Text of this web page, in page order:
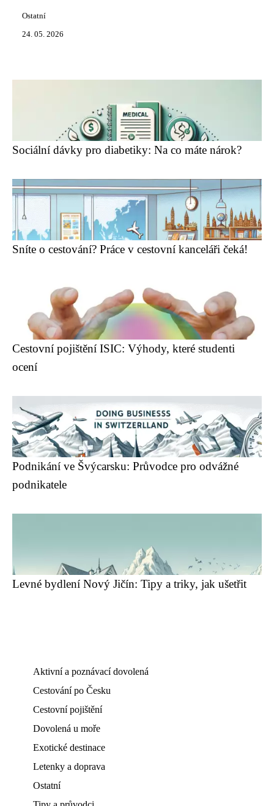
Ostatní
24. 05. 2026
Sociální dávky pro diabetiky: Na co máte nárok?
Sníte o cestování? Práce v cestovní kanceláři čeká!
Cestovní pojištění ISIC: Výhody, které studenti
ocení
Podnikání ve Švýcarsku: Průvodce pro odvážné
podnikatele
Levné bydlení Nový Jičín: Tipy a triky, jak ušetřit
Aktivní a poznávací dovolená
Cestování po Česku
Cestovní pojištění
Dovolená u moře
Exotické destinace
Letenky a doprava
Ostatní